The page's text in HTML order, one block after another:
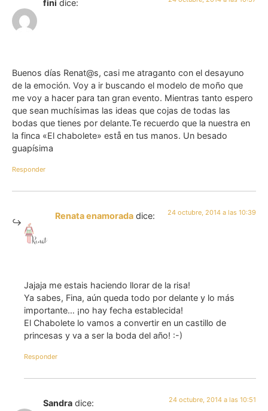
fini dice:
Buenos días Renat@s, casi me atraganto con el desayuno
de la emoción. Voy a ir buscando el modelo de moño que
me voy a hacer para tan gran evento. Mientras tanto espero
que sean muchísimas las ideas que cojas de todas las
bodas que tienes por delante.Te recuerdo que la nuestra en
la finca «El chabolete» estå en tus manos. Un besado
guapísima
Responder
Renata enamorada dice: 24 octubre, 2014 a las 10:39
Jajaja me estais haciendo llorar de la risa!
Ya sabes, Fina, aún queda todo por delante y lo más
importante… ¡no hay fecha establecida!
El Chabolete lo vamos a convertir en un castillo de
princesas y va a ser la boda del año! :-)
Responder
Sandra dice: 24 octubre, 2014 a las 10:51